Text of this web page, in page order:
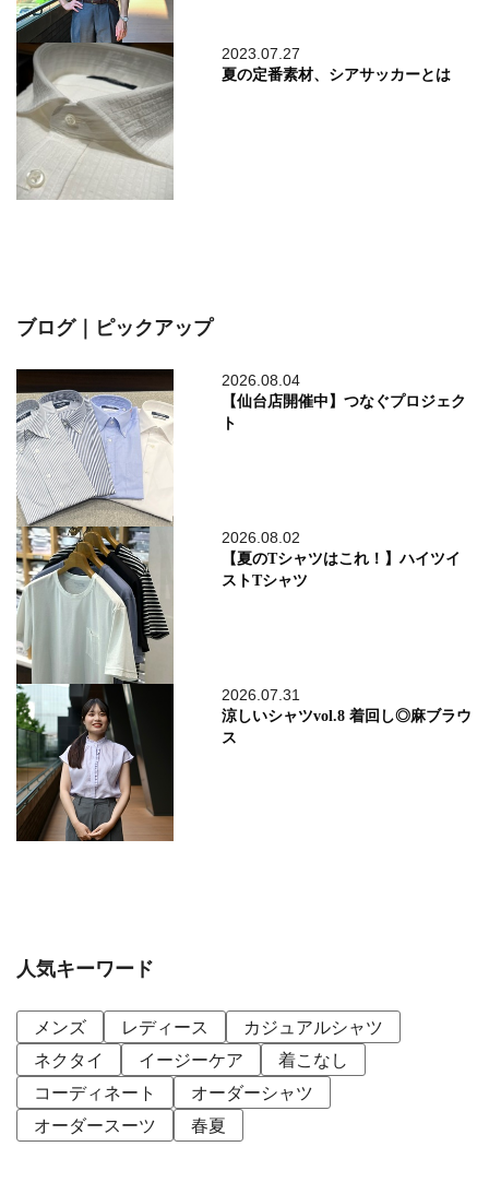
2023.07.27
夏の定番素材、シアサッカーとは
ブログ｜ピックアップ
2026.08.04
【仙台店開催中】つなぐプロジェク
ト
2026.08.02
【夏のTシャツはこれ！】ハイツイ
ストTシャツ
2026.07.31
涼しいシャツvol.8 着回し◎麻ブラウ
ス
人気キーワード
メンズ レディース
カジュアルシャツ
ネクタイ
イージーケア
着こなし
コーディネート
オーダーシャツ
オーダースーツ
春夏